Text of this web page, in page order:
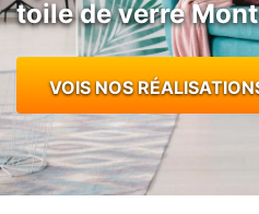
toile de verre
VOIS NOS